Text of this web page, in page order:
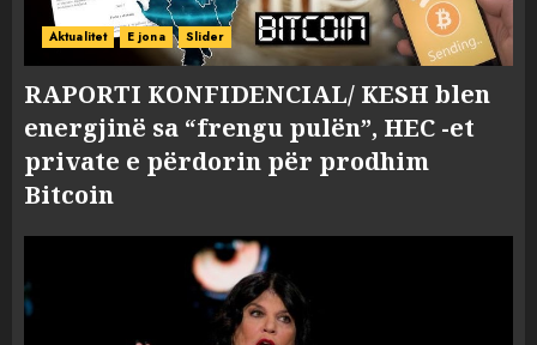
Aktualitet E jona Slider
RAPORTI KONFIDENCIAL/ KESH blen
energjinë sa “frengu pulën”, HEC -et
private e përdorin për prodhim
Bitcoin